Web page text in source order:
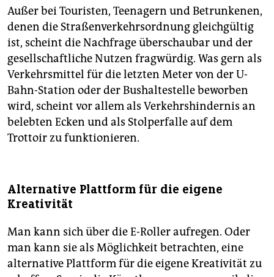
Außer bei Touristen, Teenagern und Betrunkenen,
denen die Straßenverkehrsordnung gleichgültig
ist, scheint die Nachfrage überschaubar und der
gesellschaftliche Nutzen fragwürdig. Was gern als
Verkehrsmittel für die letzten Meter von der U-
Bahn-Station oder der Bushaltestelle beworben
wird, scheint vor allem als Verkehrshindernis an
belebten Ecken und als Stolperfalle auf dem
Trottoir zu funktionieren.
Alternative Plattform für die eigene
Kreativität
Man kann sich über die E-Roller aufregen. Oder
man kann sie als Möglichkeit betrachten, eine
alternative Plattform für die eigene Kreativität zu